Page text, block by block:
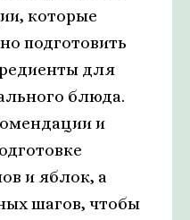
которые
подготовить
для
блюда.
и
и яблок, а
шагов, чтобы